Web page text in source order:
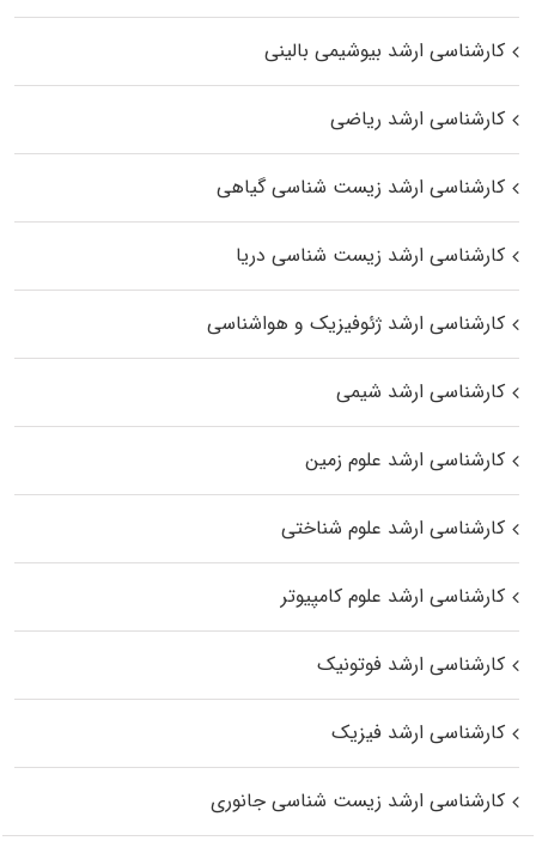
کارشناسی ارشد بیوشیمی بالینی
کارشناسی ارشد ریاضی
کارشناسی ارشد زیست‌ شناسی گیاهی
کارشناسی ارشد زیست‌ شناسی دریا
کارشناسی ارشد ژئوفیزیک و هواشناسی
کارشناسی ارشد شیمی
کارشناسی ارشد علوم زمین
کارشناسی ارشد علوم شناختی
کارشناسی ارشد علوم کامپیوتر
کارشناسی ارشد فوتونیک
کارشناسی ارشد فیزیک
کارشناسی ارشد زیست‌ شناسی جانوری